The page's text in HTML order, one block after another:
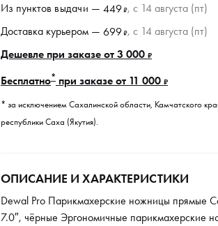
Из пунктов выдачи —449₽, c 14 августа (пт)
Доставка курьером —699₽, c 14 августа (пт)
Дешевле при заказе от 3 000₽
Бесплатно* при заказе от 11 000₽
* за исключением Сахалинской области, Камчатского
республики Саха (Якутия).
ОПИСАНИЕ И ХАРАКТЕРИСТИКИ
Dewal Pro Парикмахерские ножницы прямые
7.0″, чёрные Эргономичные парикмахерские